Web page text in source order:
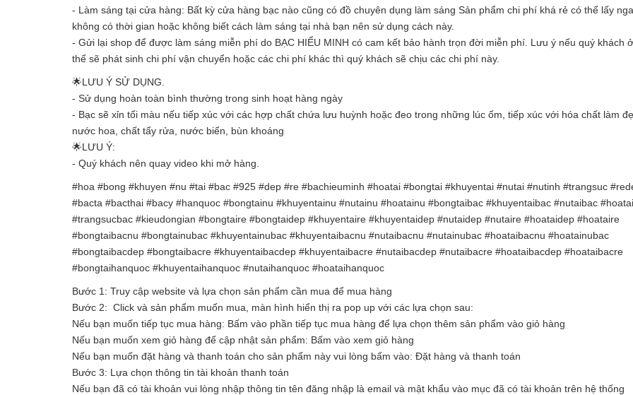
- Làm sáng tại cửa hàng: Bất kỳ cửa hàng bạc nào cũng có đồ chuyên dụng làm sáng Sản phẩm chi phí khá rẻ có thể lấy
không có thời gian hoặc không biết cách làm sáng tại nhà bạn nên sử dụng cách này.
- Gửi lại shop để được làm sáng miễn phí do BẠC HIỂU MINH có cam kết bảo hành trọn đời miễn phí. Lưu ý nếu quý khách
thể sẽ phát sinh chi phí vận chuyển hoặc các chi phí khác thì quý khách sẽ chịu các chi phí này.
🌟LƯU Ý SỬ DỤNG.
- Sử dụng hoàn toàn bình thường trong sinh hoạt hàng ngày
- Bạc sẽ xỉn tối màu nếu tiếp xúc với các hợp chất chứa lưu huỳnh hoặc đeo trong những lúc ốm, tiếp xúc với hóa chất làm
nước hoa, chất tẩy rửa, nước biển, bùn khoáng
🌟LƯU Ý:
- Quý khách nên quay video khi mở hàng.
#hoa #bong #khuyen #nu #tai #bac #925 #dep #re #bachieuminh #hoatai #bongtai #khuyentai #nutai #nutinh #trangsuc
#bacta #bacthai #bacy #hanquoc #bongtainu #khuyentainu #nutainu #hoatainu #bongtaibac #khuyentaibac #nutaibac
#trangsucbac #kieudongian #bongtaire #bongtaidep #khuyentaire #khuyentaidep #nutaidep #nutaire #hoataidep #hoataire
#bongtaibacnu #bongtainubac #khuyentainubac #khuyentaibacnu #nutaibacnu #nutainubac #hoataibacnu #hoatainubac
#bongtaibacdep #bongtaibacre #khuyentaibacdep #khuyentaibacre #nutaibacdep #nutaibacre #hoataibacdep #hoataibacre
#bongtaihanquoc #khuyentaihanquoc #nutaihanquoc #hoataihanquoc
Bước 1: Truy cập website và lựa chọn sản phẩm cần mua để mua hàng
Bước 2: Click và sản phẩm muốn mua, màn hình hiển thị ra pop up với các lựa chọn sau:
Nếu bạn muốn tiếp tục mua hàng: Bấm vào phần tiếp tục mua hàng để lựa chọn thêm sản phẩm vào giỏ hàng
Nếu bạn muốn xem giỏ hàng để cập nhật sản phẩm: Bấm vào xem giỏ hàng
Nếu bạn muốn đặt hàng và thanh toán cho sản phẩm này vui lòng bấm vào: Đặt hàng và thanh toán
Bước 3: Lựa chọn thông tin tài khoản thanh toán
Nếu bạn đã có tài khoản vui lòng nhập thông tin tên đăng nhập là email và mật khẩu vào mục đã có tài khoản trên hệ thống